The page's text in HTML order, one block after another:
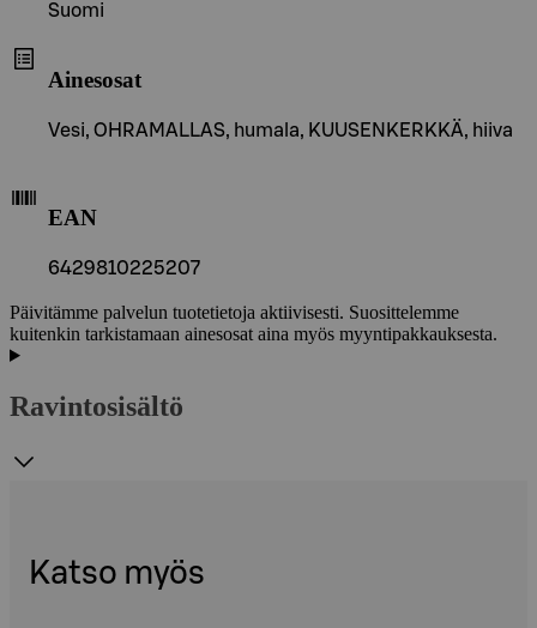
Suomi
Ainesosat
Vesi, OHRAMALLAS, humala, KUUSENKERKKÄ, hiiva
EAN
6429810225207
Päivitämme palvelun tuotetietoja aktiivisesti. Suosittelemme
kuitenkin tarkistamaan ainesosat aina myös myyntipakkauksesta.
Ravintosisältö
Katso myös